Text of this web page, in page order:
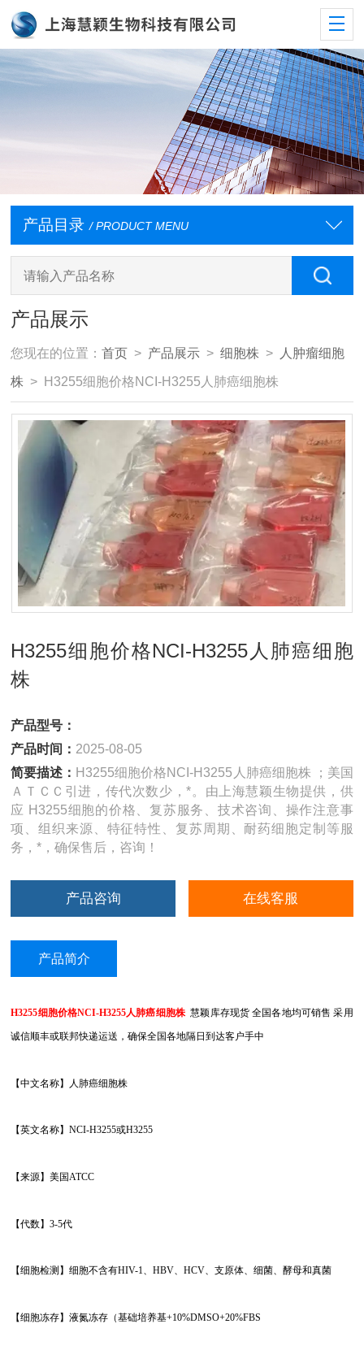
产品目录 / PRODUCT MENU
产品展示
您现在的位置：首页 > 产品展示 >细胞株 > 人肿瘤细胞
株 > H3255细胞价格NCI-H3255人肺癌细胞株
H3255细胞价格NCI-H3255人肺癌细胞
株
产品型号：
产品时间： 2025-08-05
简要描述： H3255细胞价格NCI-H3255人肺癌细胞株 ；美国
ＡＴＣＣ引进，传代次数少，*。由上海慧颖生物提供，供
应 H3255细胞的价格、复苏服务、技术咨询、操作注意事
项、组织来源、特征特性、复苏周期、耐药细胞定制等服
务，*，确保售后，咨询！
产品咨询 在线客服
产品简介
H3255细胞价格NCI-H3255人肺癌细胞株 慧颖库存现货 全国各地均可销售 采用
诚信顺丰或联邦快递运送，确保全国各地隔日到达客户手中
【中文名称】人肺癌细胞株
【英文名称】NCI-H3255或H3255
【来源】美国ATCC
【代数】3-5代
【细胞检测】细胞不含有HIV-1、HBV、HCV、支原体、细菌、酵母和真菌
【细胞冻存】液氮冻存（基础培养基+10%DMSO+20%FBS